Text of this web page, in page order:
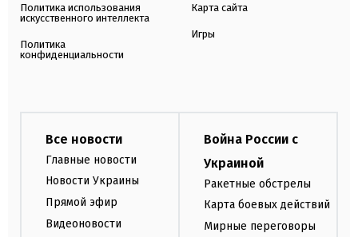
Политика использования
искусственного интеллекта
Политика
конфиденциальности
Карта сайта
Игры
Все новости
Главные новости
Новости Украины
Прямой эфир
Видеоновости
Война России с
Украиной
Ракетные обстрелы
Карта боевых действий
Мирные переговоры